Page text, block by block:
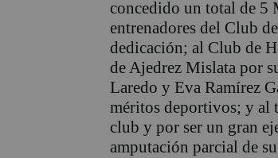
concedido un total de 5
entrenadores del Club
dedicación; al Club de
de Ajedrez Mislata por
Laredo y Eva Ramírez
méritos deportivos; y al
club y por ser un gran
amputación parcial de